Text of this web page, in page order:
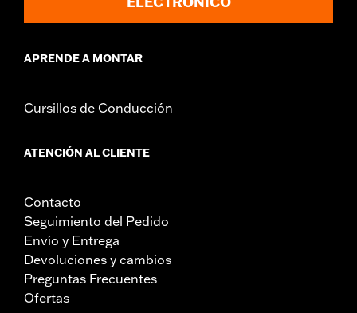
para marcha por autopista en condiciones normales
de parada y arranque. Hacerlo puede ocasionar
APRENDE A MONTAR
Cursillos de Conducción
ATENCIÓN AL CLIENTE
Contacto
Seguimiento del Pedido
Envío y Entrega
Devoluciones y cambios
Preguntas Frecuentes
Ofertas